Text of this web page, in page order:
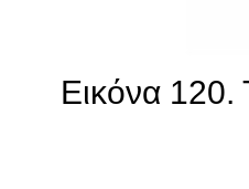
Εικόνα 120.